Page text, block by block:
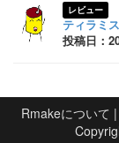
レビュー
ティラミス
投稿日：
Rmakeについて |